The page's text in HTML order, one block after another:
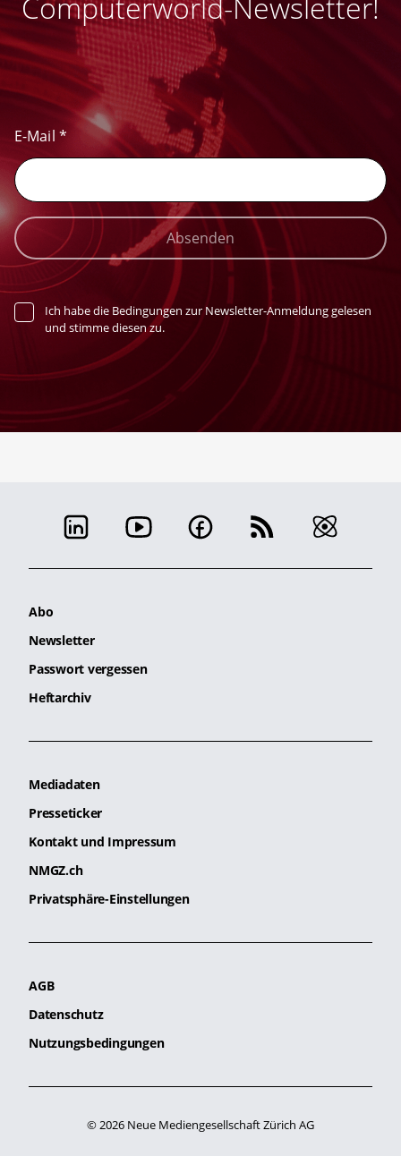
Computerworld-Newsletter!
E-Mail *
Absenden
Ich habe die Bedingungen zur Newsletter-Anmeldung gelesen
und stimme diesen zu.
Abo
Newsletter
Passwort vergessen
Heftarchiv
Mediadaten
Presseticker
Kontakt und Impressum
NMGZ.ch
Privatsphäre-Einstellungen
AGB
Datenschutz
Nutzungsbedingungen
© 2026 Neue Mediengesellschaft Zürich AG